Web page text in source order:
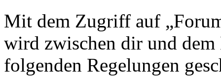
Mit dem Zugriff auf
wird zwischen dir und
folgenden Regelungen